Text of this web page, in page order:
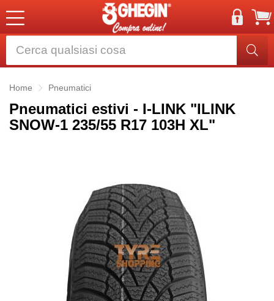
Home Pneumatici
Pneumatici estivi - I-LINK "ILINK
SNOW-1 235/55 R17 103H XL"